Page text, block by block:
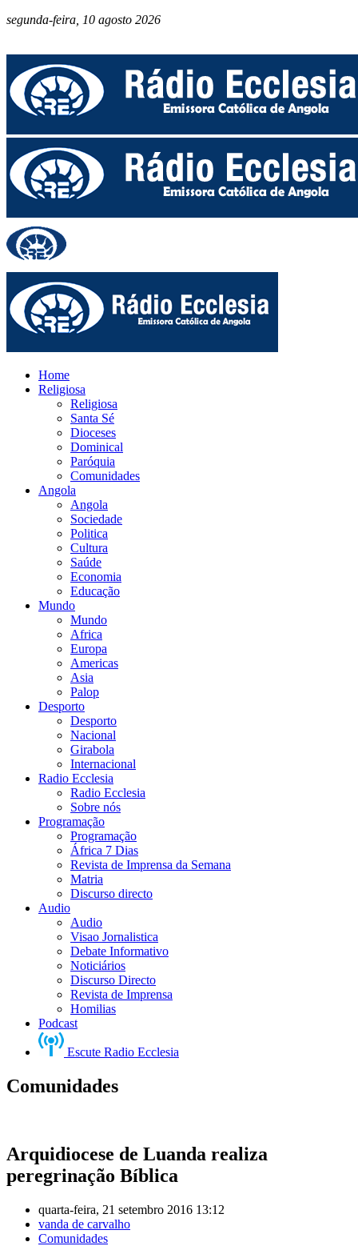
segunda-feira, 10 agosto 2026
Home
Religiosa
Religiosa
Santa Sé
Dioceses
Dominical
Paróquia
Comunidades
Angola
Angola
Sociedade
Politica
Cultura
Saúde
Economia
Educação
Mundo
Mundo
Africa
Europa
Americas
Asia
Palop
Desporto
Desporto
Nacional
Girabola
Internacional
Radio Ecclesia
Radio Ecclesia
Sobre nós
Programação
Programação
África 7 Dias
Revista de Imprensa da Semana
Matria
Discurso directo
Audio
Audio
Visao Jornalistica
Debate Informativo
Noticiários
Discurso Directo
Revista de Imprensa
Homilias
Podcast
Escute Radio Ecclesia
Comunidades
Arquidiocese de Luanda realiza
peregrinação Bíblica
quarta-feira, 21 setembro 2016 13:12
vanda de carvalho
Comunidades